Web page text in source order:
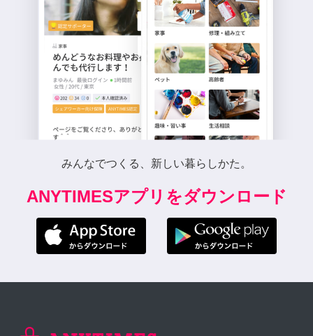
みんなでつくる、新しい暮らしかた。
ANYTIMESアプリをダウンロード